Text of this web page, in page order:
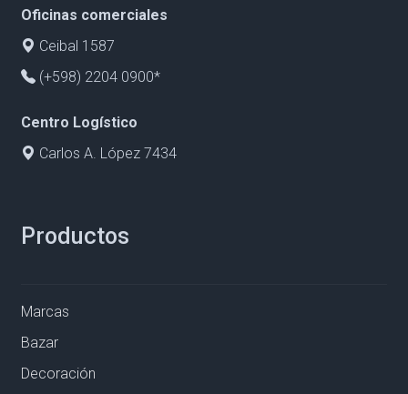
Oficinas comerciales
Ceibal 1587
(+598) 2204 0900*
Centro Logístico
Carlos A. López 7434
Productos
Marcas
Bazar
Decoración